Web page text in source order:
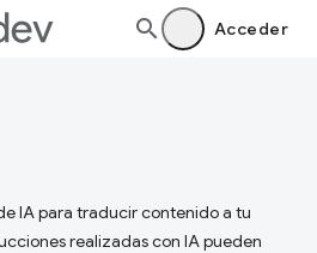
Acceder
IA para traducir contenido a tu
realizadas con IA pueden